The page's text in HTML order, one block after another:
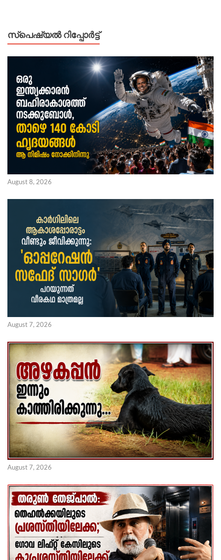
സ്പെഷ്യൽ റിപ്പോര്‍ട്ട്
August 8, 2026
August 7, 2026
August 7, 2026